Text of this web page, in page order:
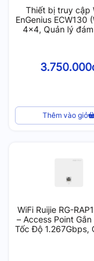
Thiết bị truy cập
EnGenius ECW130
4×4, Quản lý
Thêm vào giỏ
WiFi Ruijie RG-
– Access Point
Tốc Độ 1.267Gbps,